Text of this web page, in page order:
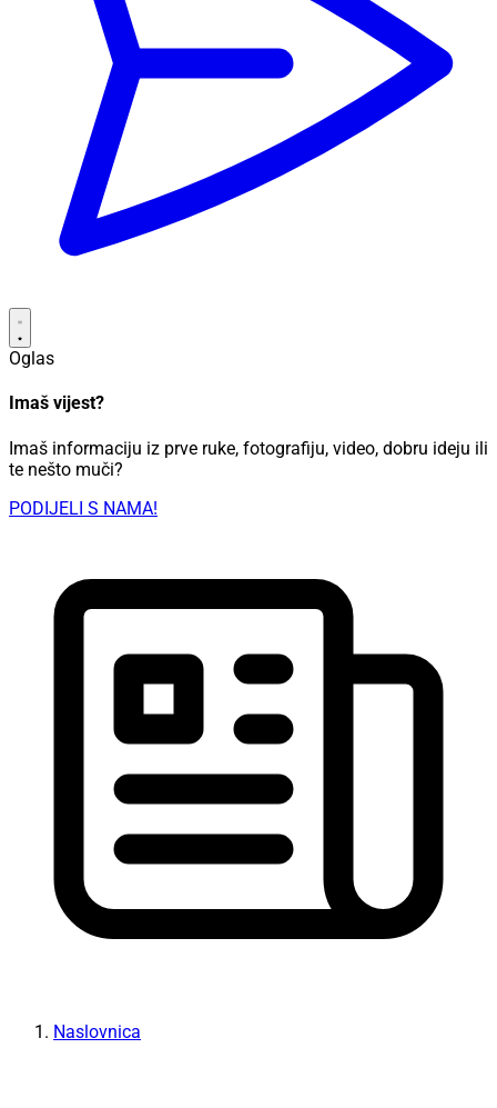
Oglas
Imaš vijest?
Imaš informaciju iz prve ruke, fotografiju, video, dobru ideju ili
te nešto muči?
PODIJELI S NAMA!
Naslovnica